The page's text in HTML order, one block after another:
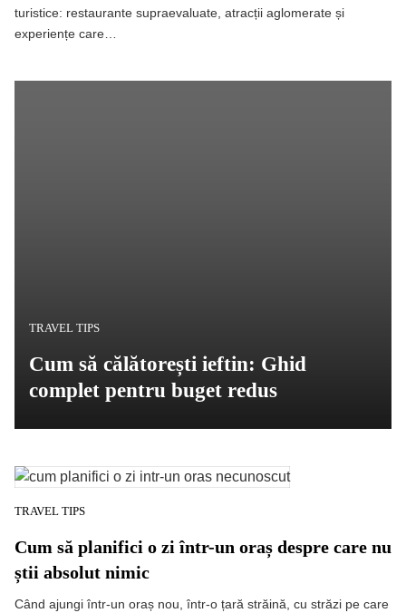
turistice: restaurante supraevaluate, atracții aglomerate și
experiențe care…
TRAVEL TIPS
Cum să călătorești ieftin: Ghid
complet pentru buget redus
TRAVEL TIPS
Cum să planifici o zi într-un oraș despre care nu
știi absolut nimic
Când ajungi într-un oraș nou, într-o țară străină, cu străzi pe care